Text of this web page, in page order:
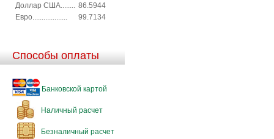
Доллар США........ 86.5944
Евро...................
99.7134
Способы оплаты
Банковской картой
Наличный расчет
Безналичный расчет